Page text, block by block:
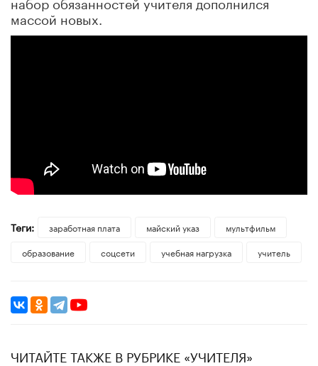
массой новых.
Теги: заработная плата майский указ
мультфильм
образование
соцсети учебная нагрузка учитель
ЧИТАЙТЕ ТАКЖЕ В РУБРИКЕ «УЧИТЕЛЯ»